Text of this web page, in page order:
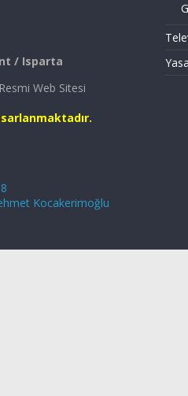
/ Isparta
Web Sitesi
Kocakerimoğlu